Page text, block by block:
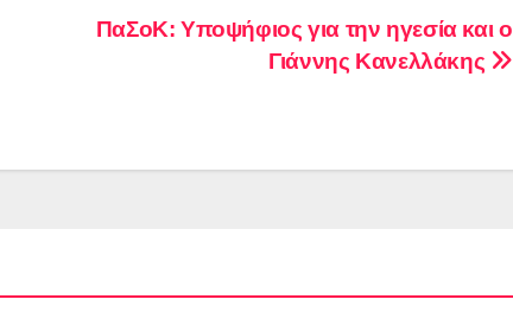
ΠαΣοΚ: Υποψήφιος για την ηγεσία και ο
Γιάννης Κανελλάκης